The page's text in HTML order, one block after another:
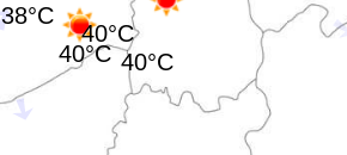
40°C
40°C
38°C
40°C